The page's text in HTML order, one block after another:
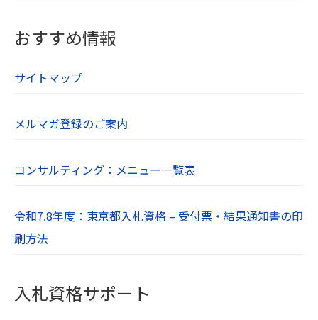
よう努め、不正なアクセス・改ざん・漏え
い・滅失及び毀損から保護するため全従業員
及び役員に対して教育研修を実施していま
す。
【５．個人データの第三者提供について】
当社は法令及びガイドラインに別段の定めが
人情報を提供することは致しません。
ときには、遅滞なく本人に対しこれを開示し
おすすめ情報
サイトマップ
メルマガ登録のご案内
コンサルティング：メニュー一覧表
令和7.8年度：東京都入札資格 – 受付票・結果通知書の印
刷方法
入札資格サポート